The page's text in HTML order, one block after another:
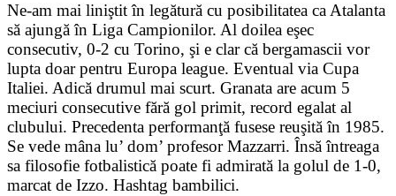
Ne-am mai liniştit în legătură cu posibilitatea ca Atalanta
să ajungă în Liga Campionilor. Al doilea eşec
consecutiv, 0-2 cu Torino, şi e clar că bergamascii vor
lupta doar pentru Europa league. Eventual via Cupa
Italiei. Adică drumul mai scurt. Granata are acum 5
meciuri consecutive fără gol primit, record egalat al
clubului. Precedenta performanţă fusese reuşită în 1985.
Se vede mâna lu’ dom’ profesor Mazzarri. Însă întreaga
sa filosofie fotbalistică poate fi admirată la golul de 1-0,
marcat de Izzo. Hashtag bambilici.